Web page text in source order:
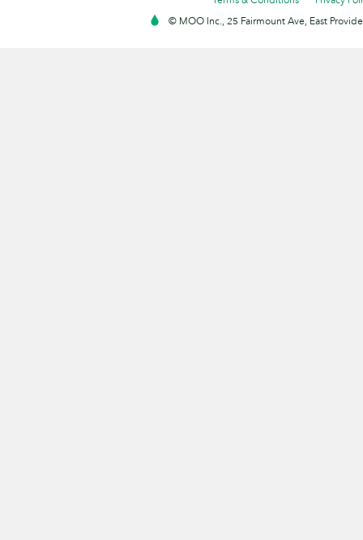
© MOO Inc., 25 Fairmount Ave, East